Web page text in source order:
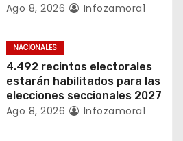
Ago 8, 2026 Infozamora1
NACIONALES
4.492 recintos electorales
estarán habilitados para las
elecciones seccionales 2027
Ago 8, 2026 Infozamora1